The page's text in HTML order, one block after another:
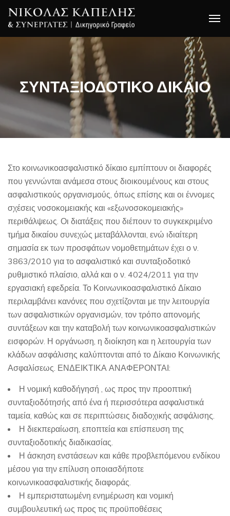
ΣΥΝΤΑΞΙΟΔΟΤΙΚΟ ΔΙΚΑΙΟ
Στο κοινωνικοασφαλιστικό δίκαιο εμπίπτουν οι διαφορές
που γεννώνται ανάμεσα στους διοικουμένους και στους
ασφαλιστικούς οργανισμούς, όπως επίσης και οι έννομες
σχέσεις νοσοκομειακής και «εξωνοσοκομειακής»
περιθάλψεως. Οι διατάξεις που διέπουν το συγκεκριμένο
τμήμα δικαίου συνεχώς μεταβάλλονται, ενώ ιδιαίτερη
σημασία εκ των προσφάτων νομοθετημάτων έχει ο ν.
3863/2010 για το ασφαλιστικό και συνταξιοδοτικό
ρυθμιστικό πλαίσιο, αλλά και ο ν. 4024/2011 για την
εργασιακή εφεδρεία. Το Κοινωνικοασφαλιστικό Δίκαιο
περιλαμβάνει κανόνες που σχετίζονται με την λειτουργία
των ασφαλιστικών οργανισμών, τον τρόπο απονομής
συντάξεων και την καταβολή των κοινωνικοασφαλιστικών
εισφορών. Η οργάνωση, η διοίκηση και η λειτουργία των
κλάδων ασφάλισης καλύπτονται από το Δίκαιο Κοινωνικής
Ασφαλίσεως. ΕΝΔΕΙΚΤΙΚΑ ΑΝΑΦΕΡΟΝΤΑΙ:
Η νομική καθοδήγησή , ως προς την προοπτική
συνταξιοδότησής από ένα ή περισσότερα ασφαλιστικά
ταμεία, καθώς και σε περιπτώσεις διαδοχικής ασφάλισης.
Η διεκπεραίωση, εποπτεία και επίσπευση της
συνταξιοδοτικής διαδικασίας.
Η άσκηση ενστάσεων και κάθε προβλεπόμενου ενδίκου
μέσου για την επίλυση οποιασδήποτε
κοινωνικοασφαλιστικής διαφοράς.
Η εμπεριστατωμένη ενημέρωση και νομική
συμβουλευτική ως προς τις προϋποθέσεις